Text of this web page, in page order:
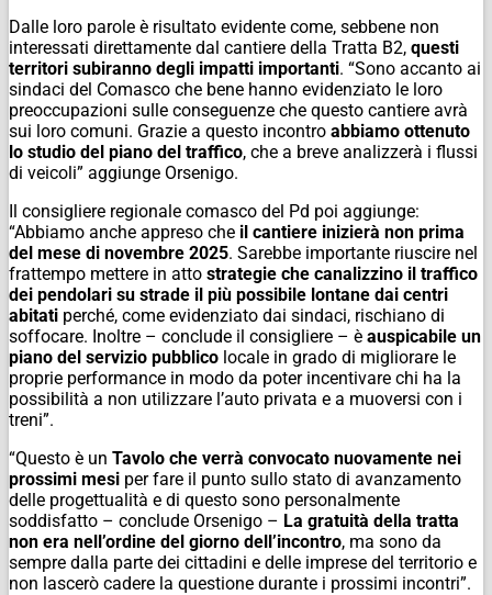
Dalle loro parole è risultato evidente come, sebbene non
interessati direttamente dal cantiere della Tratta B2, questi
territori subiranno degli impatti importanti. “Sono accanto ai
sindaci del Comasco che bene hanno evidenziato le loro
preoccupazioni sulle conseguenze che questo cantiere avrà
sui loro comuni. Grazie a questo incontro abbiamo ottenuto
lo studio del piano del traffico, che a breve analizzerà i flussi
di veicoli” aggiunge Orsenigo.
Il consigliere regionale comasco del Pd poi aggiunge:
“Abbiamo anche appreso che il cantiere inizierà non prima
del mese di novembre 2025. Sarebbe importante riuscire nel
frattempo mettere in atto strategie che canalizzino il traffico
dei pendolari su strade il più possibile lontane dai centri
abitati perché, come evidenziato dai sindaci, rischiano di
soffocare. Inoltre – conclude il consigliere – è auspicabile un
piano del servizio pubblico locale in grado di migliorare le
proprie performance in modo da poter incentivare chi ha la
possibilità a non utilizzare l’auto privata e a muoversi con i
treni”.
“Questo è un Tavolo che verrà convocato nuovamente nei
prossimi mesi per fare il punto sullo stato di avanzamento
delle progettualità e di questo sono personalmente
soddisfatto – conclude Orsenigo – La gratuità della tratta
non era nell’ordine del giorno dell’incontro, ma sono da
sempre dalla parte dei cittadini e delle imprese del territorio e
non lascerò cadere la questione durante i prossimi incontri”.